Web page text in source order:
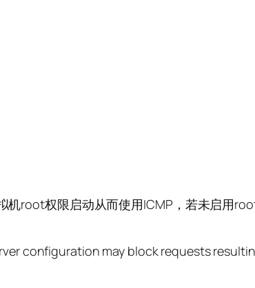
root权限启动从而使用ICMP，若未启用
configuration may block requests